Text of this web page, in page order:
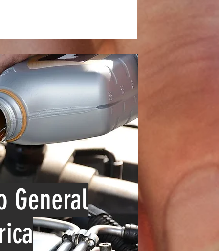
General